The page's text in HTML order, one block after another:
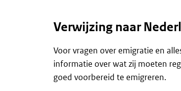
Verwijzing naar
Voor vragen over emigratie en
informatie over wat zij moeten
goed voorbereid te emigreren.